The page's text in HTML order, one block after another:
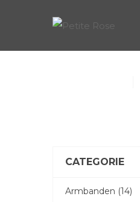
CATEGORIE
Armbanden (14)